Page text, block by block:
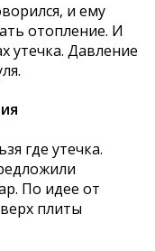
и ему
отопление. И
утечка. Давление
где утечка.
По идее от
плиты